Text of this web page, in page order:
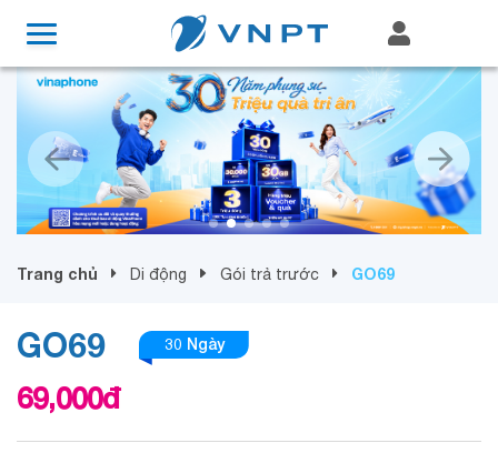
Trang chủ Di động Gói trả trước GO69
GO69 30 Ngày
69,000đ